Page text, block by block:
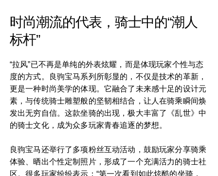
时尚潮流的代表，骑士中的“潮人
标杆”
“拉风”已不再是单纯的外表炫耀，而是体现玩家个性与态
度的方式。良驹宝马系列所彰显的，不仅是技术的革新，
更是一种时尚美学的体现。它融合了未来感十足的设计元
素，与传统骑士雕塑般的坚韧相结合，让人在骑乘瞬间焕
发出无穷自信。这款坐骑的出现，极大丰富了《乱世》中
的骑士文化，成为众多玩家青春追逐的梦想。
良驹宝马还举行了多项粉丝互动活动，鼓励玩家分享骑乘
体验、晒出个性定制照片，形成了一个充满活力的骑士社
区。很多玩家纷纷表示：“第一次看到如此炫酷的坐骑，